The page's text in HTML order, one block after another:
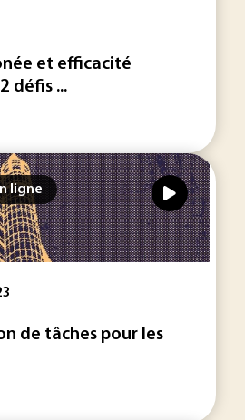
et efficacité
défis ...
ligne
de tâches pour les